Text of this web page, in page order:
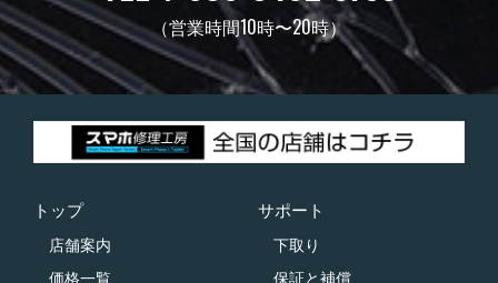
（営業時間10時〜20時）
トップ
店舗案内
価格一覧
サポート
下取り
保証と補償